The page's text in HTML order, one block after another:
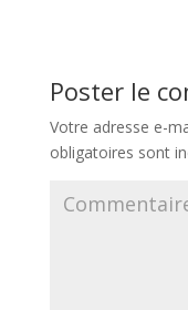
Poster le
Votre adresse e-
obligatoires sont